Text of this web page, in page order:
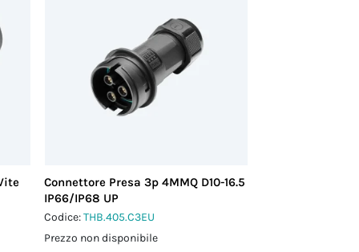
Connettore Presa 3p 4MMQ D10-16.5
IP66/IP68 UP
Codice:THB.405.C3EU
Prezzo non disponibile